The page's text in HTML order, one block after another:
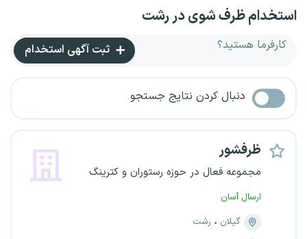
استخدام ظرف شوی در رشت
کارفرما هستید؟ ثبت آگهی استخدام
دنبال کردن نتایج جستجو
ظرفشور
مجموعه فعال در حوزه رستوران و کترینگ
ارسال آسان
گیلان
رشت